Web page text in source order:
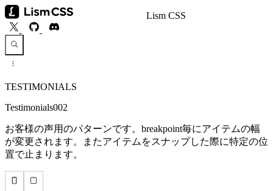
Lism CSS
TESTIMONIALS
Testimonials002
お客様の声用のパターンです。breakpoint毎にアイテムの幅
が変更されます。またアイテムをスナップした際に特定の位
置で止まります。